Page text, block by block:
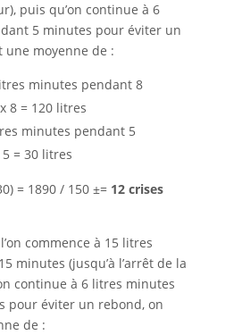
puis qu’on continue à 6
5 minutes pour éviter un
moyenne de :
minutes pendant 8
8 = 120 litres
minutes pendant 5
= 30 litres
= 1890 / 150 ±= 12 crises
commence à 15 litres
minutes (jusqu’à l’arrêt de la
continue à 6 litres minutes
pour éviter un rebond, on
de :